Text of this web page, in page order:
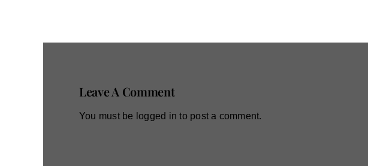
Leave A Comment
You must be logged in to post a comment.